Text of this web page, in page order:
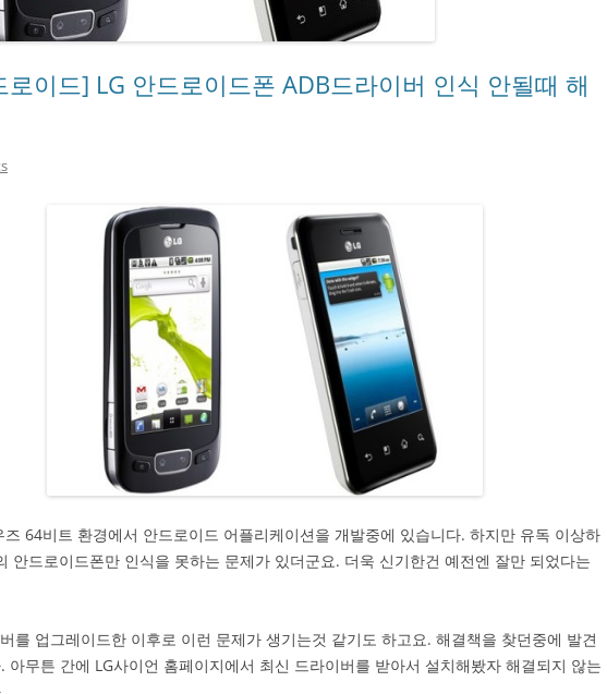
로이드] LG 안드로이드폰 ADB드라이버 인식 안될때 해
즈 64비트 환경에서 안드로이드 어플리케이션을 개발중에 있습니다. 하지만 유독 이상하
안드로이드폰만 인식을 못하는 문제가 있더군요. 더욱 신기한건 예전엔 잘만 되었다는
를 업그레이드한 이후로 이런 문제가 생기는것 같기도 하고요. 해결책을 찾던중에 발견
아무튼 간에 LG사이언 홈페이지에서 최신 드라이버를 받아서 설치해봤자 해결되지 않는